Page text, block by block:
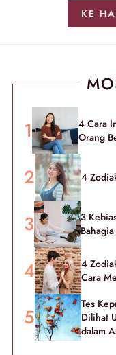
KE
4 Cara
Orang
4
3
4
Cara
Tes
Dilihat
dalam